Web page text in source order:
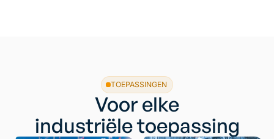
TOEPASSINGEN
Voor elke
industriële toepassing